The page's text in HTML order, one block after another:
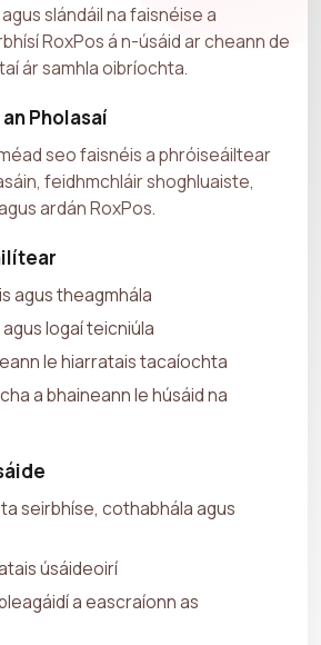
slándáil na faisnéise a
RoxPos á n-úsáid ar cheann de
ár samhla oibríochta.
Pholasaí
seo faisnéis a phróiseáiltear
feidhmchláir shoghluaiste,
ardán RoxPos.
agus theagmhála
logaí teicniúla
le hiarratais tacaíochta
a bhaineann le húsáid na
seirbhíse, cothabhála agus
úsáideoirí
a eascraíonn as